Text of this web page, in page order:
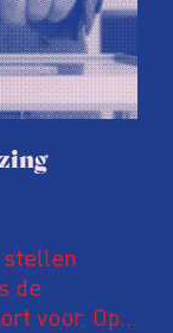
de
voor. Op